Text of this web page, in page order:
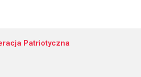
Patriotyczna